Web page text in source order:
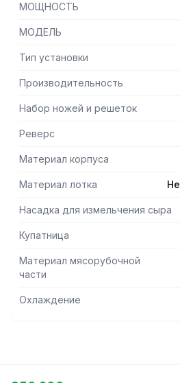
МОЩНОСТЬ
МОДЕЛЬ
Тип установки
Производительность
Набор ножей и решеток
Реверс
Материал корпуса
Материал лотка
Насадка для измельчения сыра
Купатница
Материал мясорубочной
части
Охлаждение